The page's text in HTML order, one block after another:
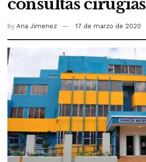
consultas cirugías
by Ana Jimenez 17 de marzo de 2020